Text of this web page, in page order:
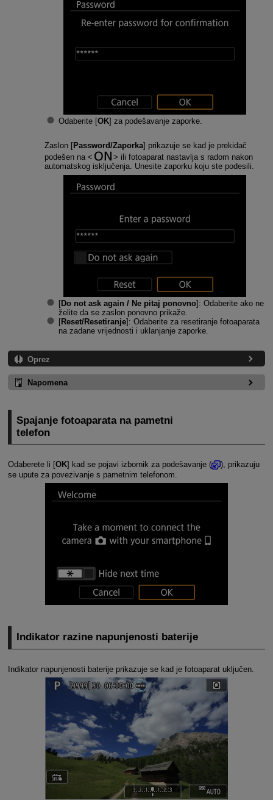
Odaberite [OK] za podešavanje zaporke.
Zaslon [Password/Zaporka] prikazuje se kad je prekidač
podešen na
ili fotoaparat nastavlja s radom nakon
automatskog isključenja. Unesite zaporku koju ste podesili.
[Do not ask again / Ne pitaj ponovno]: Odaberite ako ne
želite da se zaslon ponovno prikaže.
[Reset/Resetiranje]: Odaberite za resetiranje fotoaparata
na zadane vrijednosti i uklanjanje zaporke.
Oprez
Napomena
Spajanje fotoaparata na pametni
telefon
Odaberete li [OK] kad se pojavi izbornik za podešavanje (
), prikazuju
se upute za povezivanje s pametnim telefonom.
Indikator razine napunjenosti baterije
Indikator napunjenosti baterije prikazuje se kad je fotoaparat uključen.